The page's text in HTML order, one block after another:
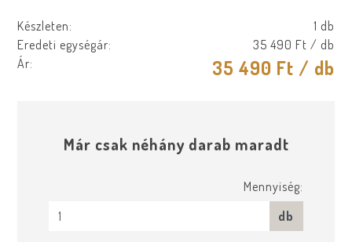
Készleten:
1 db
Eredeti egységár:
35 490 Ft / db
Ár:
35 490 Ft / db
Már csak néhány darab maradt
Mennyiség:
db